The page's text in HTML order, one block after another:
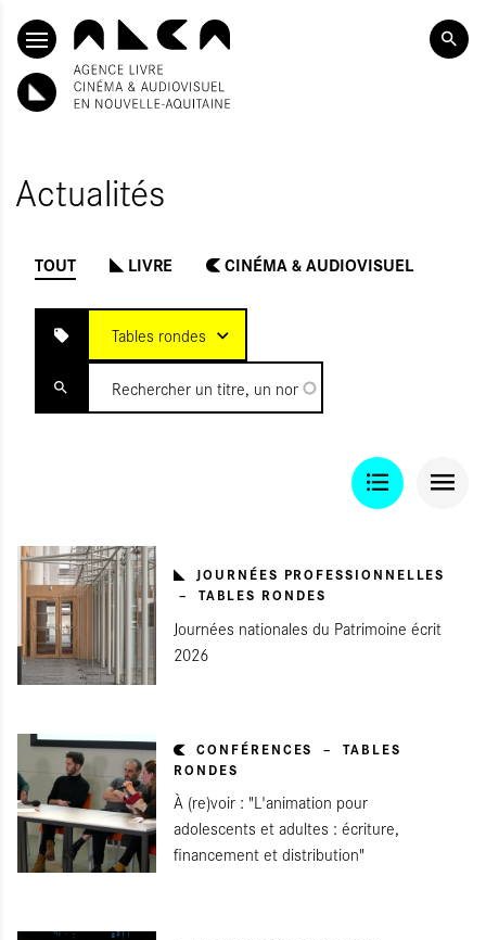
ALLER AU CONTENU PRINCIPAL
Actualités
TOUT LIVRE CINÉMA & AUDIOVISUEL
Tables rondes
JOURNÉES PROFESSIONNELLES
TABLES RONDES
Journées nationales du Patrimoine écrit
2026
CONFÉRENCES
TABLES
RONDES
À (re)voir : "L'animation pour
adolescents et adultes : écriture,
financement et distribution"